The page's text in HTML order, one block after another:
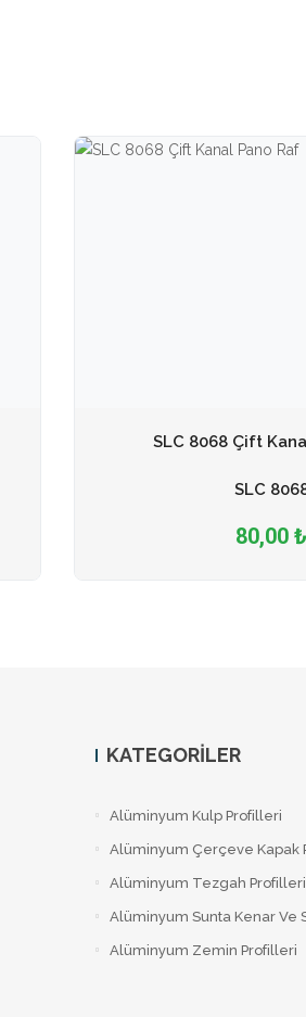
SLC 8068 Çift
SLC
80,00 ₺
KATEGORILER
Alüminyum Kulp Profilleri
Alüminyum Çerçeve Kаpаk
Alüminyum Tezgah Profilleri
Alüminyum Sunta Kenar Ve
Alüminyum Zemin Profilleri